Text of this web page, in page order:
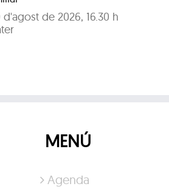
d'agost de 2026, 16.30 h
MENÚ
Agenda